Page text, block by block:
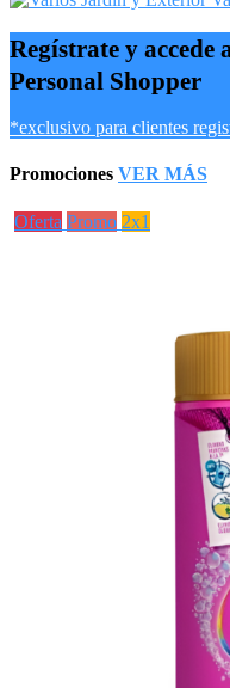
Regístrate y accede
Personal Shopper
*exclusivo para clientes
Promociones VER MÁS
Oferta Promo 2x1